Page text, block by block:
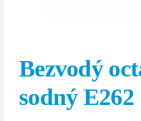
Bezvodý
sodný E262